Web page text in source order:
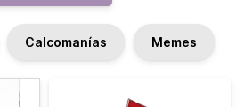
Calcomanías Memes